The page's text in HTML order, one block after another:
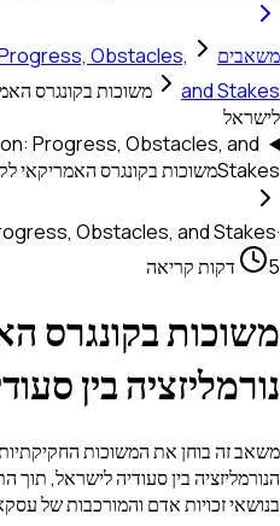
משאבים
Obstacles,
and Stakes
משוכות בקונגרס
לישראל
Progress, Obstacles, and
Stakesמשוכות בקונגרס האמריקאי
Obstacles, and Stakes·
5 דקות קריאה
משוכות בקונגרס
נורמליזציה בין
משאב זה בוחן את המשוכות
בנושאי זכויות אדם והמורכבות של